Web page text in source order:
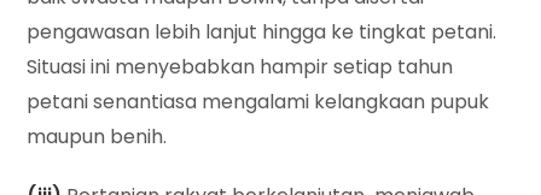
pengawasan lebih lanjut hingga ke tingkat petani.
Situasi ini menyebabkan hampir setiap tahun
petani senantiasa mengalami kelangkaan pupuk
maupun benih.